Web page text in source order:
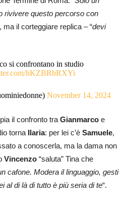
rivivere questo percorso con
ma il corteggiare replica – “devi
si confrontano in studio
hKZBRbRXYi
November 14, 2024
il confronto traGianmarco e
torna Ilaria: per lei c’è Samuele,
a conoscerla, ma la dama non
Vincenzo “saluta” Tina che
cafone. Modera il linguaggio, gesti
al di là di tutto è più seria di te“.